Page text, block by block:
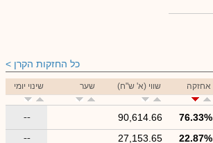
כל החזקות הקרן
אחזקה שווי (א' ש"ח) שער שינוי יומי
76.33%
90,614.66
--
22.87%
27,153.65
--